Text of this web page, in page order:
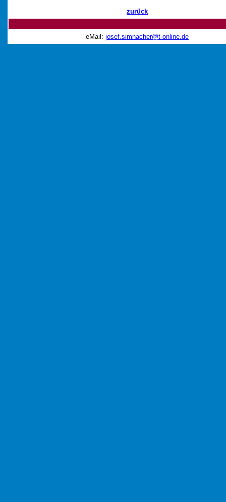
zurück
eMail: josef.simnacher@t-online.de